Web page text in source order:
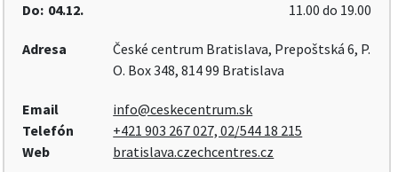
Do: 04.12. 11.00 do 19.00
Adresa
České centrum Bratislava, Prepoštská 6, P.
O. Box 348, 814 99 Bratislava
Email
info@ceskecentrum.sk
Telefón
+421 903 267 027, 02/544 18 215
Web
bratislava.czechcentres.cz